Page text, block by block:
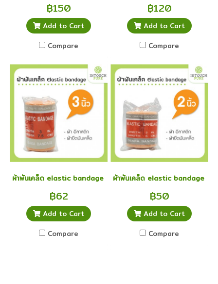
฿150
Add to Cart
Compare
฿120
Add to Cart
Compare
ผ้าพันเคล็ด elastic bandage อีลาสติก อิลาสติก ผ้ายืดพันเคล็ด 3 นิ้
฿62
Add to Cart
Compare
ผ้าพันเคล็ด elastic bandage อี
฿50
Add to Cart
Compare